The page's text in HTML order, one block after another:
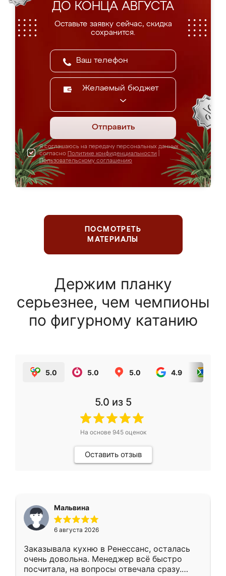
ДО КОНЦА АВГУСТА
Оставьте заявку сейчас, скидка
сохранится.
Желаемый бюджет
Отправить
Я соглашаюсь на передачу персональных данных
согласно Политике конфиденциальности
Пользовательскому соглашению
ПОСМОТРЕТЬ
МАТЕРИАЛЫ
Держим планку
серьезнее, чем чемпионы
по фигурному катанию
5.0 5.0 5.0 4.9
5.0 из 5
На основе 945оценок
Оставить отзыв
Мальвина
6 августа 2026
Заказывала кухню в Ренессанс, осталась
очень довольна. Менеджер всё быстро
посчитала, на вопросы отвечала сразу.